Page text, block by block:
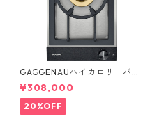
GAGGENAUハイカロリーバー
ナー：VG 231 220 JP
¥308,000
20%OFF